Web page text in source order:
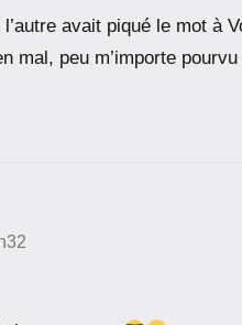
avait piqué le mot à
mal, peu m’importe